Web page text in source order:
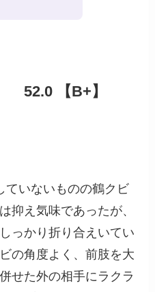
【B+】
ていないものの鶴クビ
抑え気味であったが、
っかり折り合えいてい
の角度よく、前肢を大
せた外の相手にラクラ